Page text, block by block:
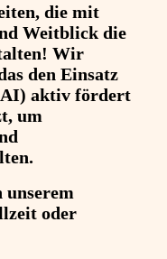
die mit
Weitblick die
Wir
den Einsatz
aktiv fördert
um
unserem
oder